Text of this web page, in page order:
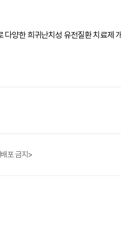
다양한 희귀난치성 유전질환 치료제
포 금지>